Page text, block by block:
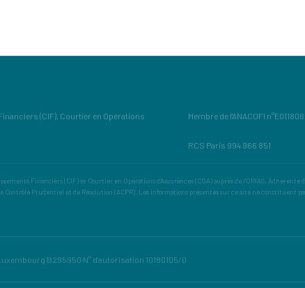
(CIF), Courtier en Opérations
Membre de l'ANACOFI n°E011806
RCS Paris 994 966 851
Financiers (CIF) et Courtier en Opérations d'Assurances (COA) auprès de l'ORIAS. Adhérente
Prudentiel et de Résolution (ACPR). Les informations présentes sur ce site ne constituent
B295950·N° d'autorisation 10180105/0